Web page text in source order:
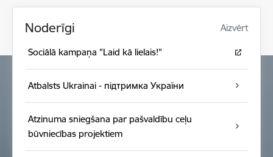
Noderīgi Aizvērt
Sociālā kampaņa "Laid kā lielais!"
Atbalsts Ukrainai - підтримка України
Atzinuma sniegšana par pašvaldību ceļu
būvniecības projektiem